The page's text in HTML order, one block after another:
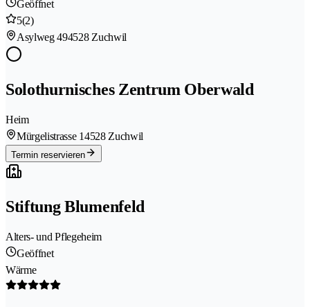
Geöffnet
5(2)
Asylweg 494528 Zuchwil
Solothurnisches Zentrum Oberwald
Heim
Mürgelistrasse 14528 Zuchwil
Termin reservieren
Stiftung Blumenfeld
Alters- und Pflegeheim
Geöffnet
Wärme